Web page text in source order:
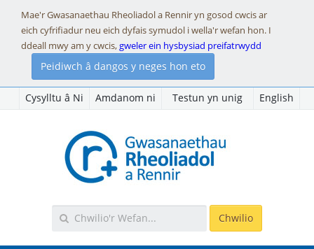
Mae'r Gwasanaethau Rheoliadol a Rennir yn gosod cwcis ar
eich cyfrifiadur neu eich dyfais symudol i wella'r wefan hon. I
ddeall mwy am y cwcis,gweler ein hysbysiad preifatrwydd
Peidiwch â dangos y neges hon eto
Cysylltu â Ni Amdanom ni Testun yn unig English